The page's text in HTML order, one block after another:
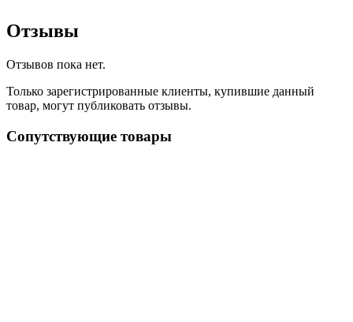
Отзывы
Отзывов пока нет.
Только зарегистрированные клиенты, купившие данный
товар, могут публиковать отзывы.
Сопутствующие товары